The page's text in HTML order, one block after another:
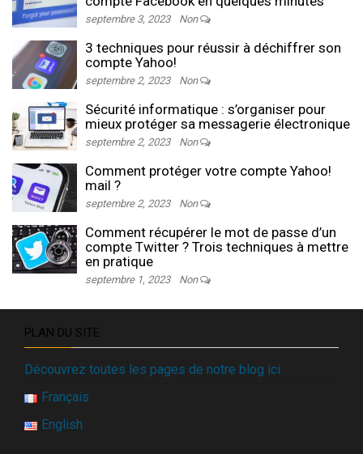
septembre 3, 2023 Non
3 techniques pour réussir à déchiffrer son
compte Yahoo!
septembre 2, 2023 Non
Sécurité informatique : s’organiser pour
mieux protéger sa messagerie électronique
septembre 2, 2023 Non
Comment protéger votre compte Yahoo!
mail ?
septembre 2, 2023 Non
Comment récupérer le mot de passe d’un
compte Twitter ? Trois techniques à mettre
en pratique
septembre 1, 2023 Non
PLAN DU SITE
Découvrez toutes les pages de notre blog ici
Français
English